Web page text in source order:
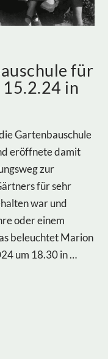
für
15.2.24 in
Gartenbauschule
eröffnete damit
zur
für sehr
war und
oder einem
beleuchtet Marion
um 18.30 in …